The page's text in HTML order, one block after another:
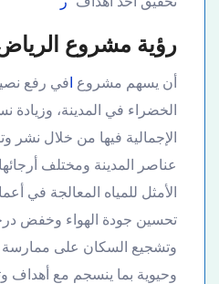
رؤية مشروع
أن يسهم مشروع افي رفع
الخضراء في المدينة، وزيادة
الإجمالية فيها من خلال نشر
عناصر المدينة ومختلف
الأمثل للمياه المعالجة في
تحسين جودة الهواء وخفض
وتشجيع السكان على ممارسة
وحيوية بما ينسجم مع أهداف